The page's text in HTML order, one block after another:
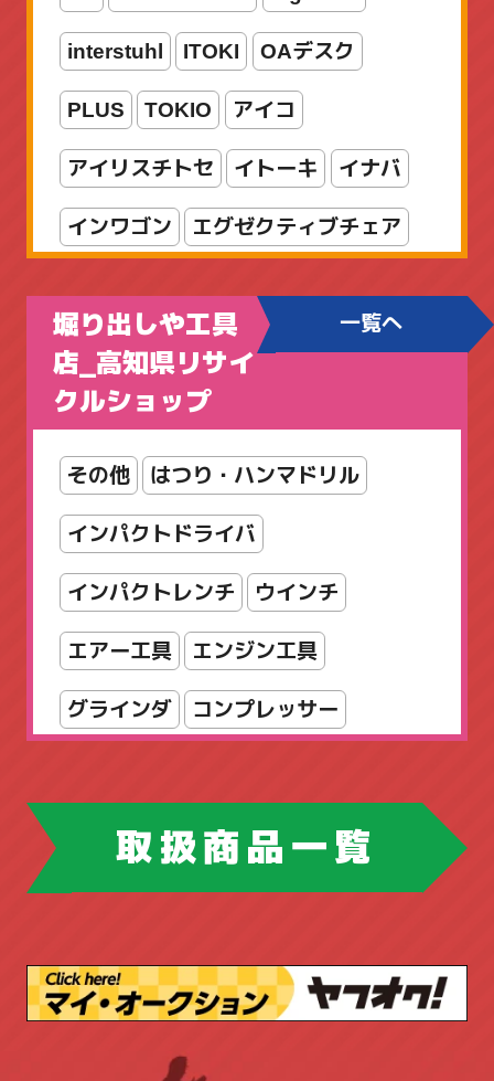
リール ルアー ロッド
ロッド・リールセット
入門セット 新着商品 海水 竿
船竿
interstuhl ITOKI OAデスク
PLUS TOKIO アイコ
アイリスチトセ イトーキ イナバ
インワゴン エグゼクティブチェア
カウンター カリモク
シューズボックス
スタッキング スツール
スリッパラック セット
ダイヤル錠 パンフレットスタンド
パーティション
フォールディングテーブル
フリーアドレスデスク ホウトク
マネージメントデスク
ラテラルキャビネット ロッカー
堀り出しや工具
店_高知県リサイ
クルショップ
一覧へ
その他 はつり・ハンマドリル
インパクトドライバ
インパクトレンチ ウインチ
エアー工具 エンジン工具
グラインダ コンプレッサー
ツールボックス
作業台 切断機 台車 園芸工具
工具店
取扱商品一覧